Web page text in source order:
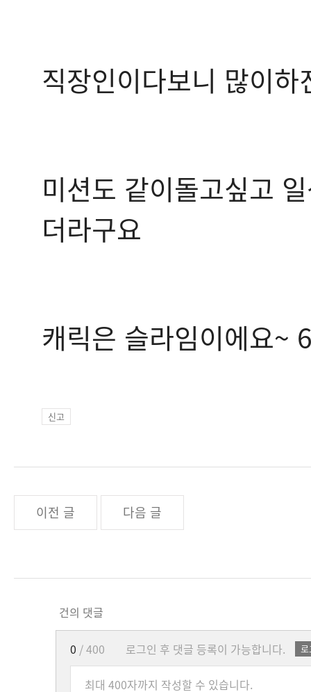
직장인이다보니 많이
미션도 같이돌고싶고
더라구요
캐릭은 슬라임이에요~
신고
이전 글 다음 글
건의 댓글
로그인 후 댓글 등록이 가능합니다.
0 / 400